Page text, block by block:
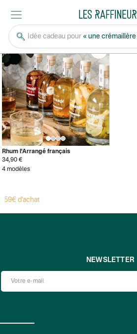
Idée cadeau pour « une crémaillère
L'ARRANGE
Rhum l'Arrangé français
34,90 €
4 modèles
59€ d'achat
NEWSLETTER